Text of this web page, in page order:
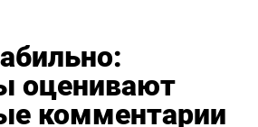
оценивают
комментарии